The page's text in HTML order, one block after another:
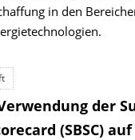
in den
Verwendung der
(SBSC) auf